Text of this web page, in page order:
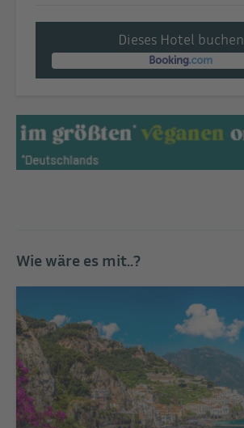
Dieses Hotel buchen
Wie wäre es mit..?